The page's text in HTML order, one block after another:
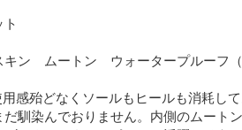
ン　ムートン　ウォータープルーフ（
感殆どなくソールもヒールも消耗し
だ馴染んでおりません。内側のムート